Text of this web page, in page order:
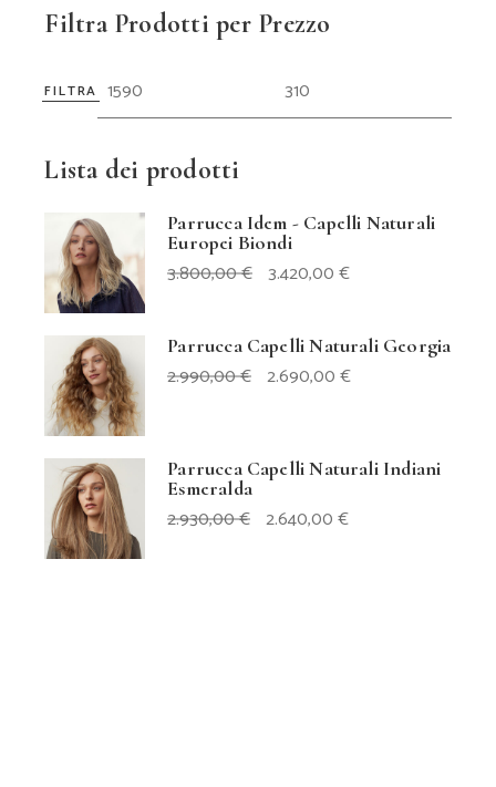
Filtra Prodotti per Prezzo
Min
Max
FILTRA
Lista dei prodotti
Parrucca Idem - Capelli Naturali
Europei Biondi
3.800,00€ IL
PREZZO
3.800,00 €.
3.420,00€IL
3.420,00 €.
Parrucca Capelli Naturali Georgia
2.990,00€ IL
PREZZO
2.690,00€IL
Parrucca Capelli Naturali Indiani
Esmeralda
2.930,00€ IL
PREZZO
2.640,00€IL